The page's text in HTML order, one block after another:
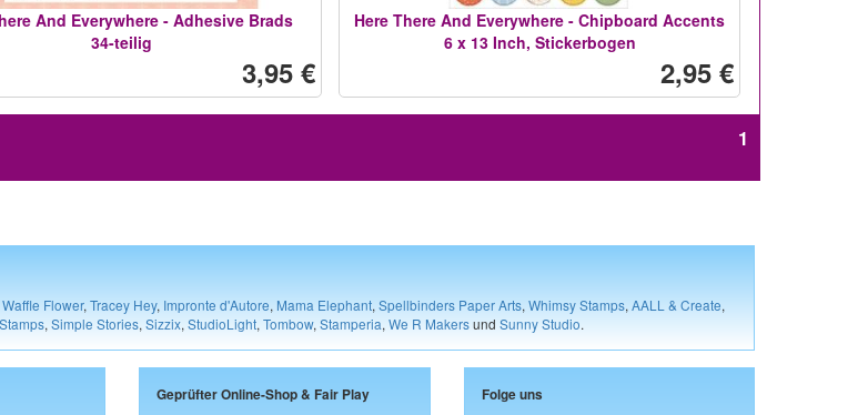
And Everywhere - Adhesive Brads
34-teilig
3,95 €
Here There And Everywhere - Chipboard Accents
6 x 13 Inch, Stickerbogen
2,95 €
1
Waffle Flower, Tracey Hey, Impronte d'Autore, Mama Elephant, Spellbinders Paper Arts, Whimsy Stamps, AALL & Create,
, Simple Stories, Sizzix, StudioLight, Tombow, Stamperia, We R Makersund Sunny Studio.
Geprüfter Online-Shop & Fair Play
Folge uns